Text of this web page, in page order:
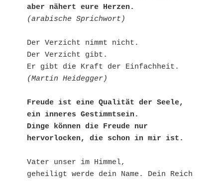
aber nähert eure Herzen.
(arabische Sprichwort)
Der Verzicht nimmt nicht.
Der Verzicht gibt.
(Martin Heidegger)
Freude ist eine Qualität der Seele,
ein inneres Gestimmtsein.
Dinge können die Freude nur
hervorlocken, die schon in mir ist.
Vater unser im Himmel,
geheiligt werde dein Name. Dein Reich